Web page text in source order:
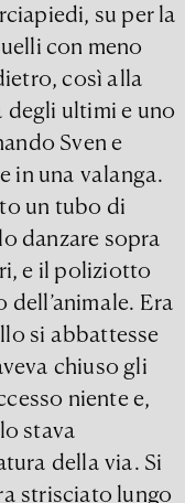
su per la
con meno
così alla
degli ultimi e uno
Sven e
in una valanga.
un tubo di
danzare sopra
e il poliziotto
Era
si abbattesse
chiuso gli
niente e,
stava
della via. Si
strisciato lungo